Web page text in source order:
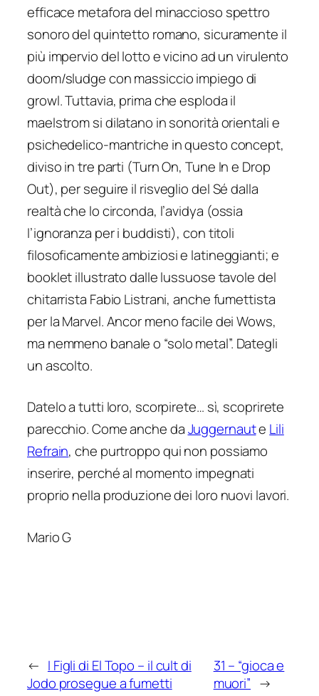
efficace metafora del minaccioso spettro
sonoro del quintetto romano, sicuramente il
più impervio del lotto e vicino ad un virulento
doom/sludge con massiccio impiego di
growl. Tuttavia, prima che esploda il
maelstrom si dilatano in sonorità orientali e
psichedelico-mantriche in questo concept,
diviso in tre parti (Turn On, Tune Ine Drop
Out), per seguire il risveglio delSédalla
realtà che lo circonda, l’avidya (ossia
l’ignoranza per i buddisti), con titoli
filosoficamente ambiziosi e latineggianti; e
booklet illustrato dalle lussuose tavole del
chitarrista Fabio Listrani, anche fumettista
per la Marvel. Ancor meno facile dei Wows,
ma nemmeno banale o “solo metal”. Dategli
un ascolto.
Datelo a tutti loro, scorpirete… sì, scoprirete
parecchio. Come anche daJuggernaute Lili
Refrain, che purtroppo qui non possiamo
inserire, perché al momento impegnati
proprio nella produzione dei loro nuovi lavori.
Mario G
← I Figli di El Topo – il cult di
Jodo prosegue a fumetti
31 – “gioca e
muori” →